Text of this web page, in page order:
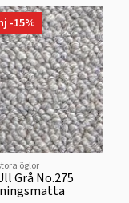
-15%
öglor
Grå No.275